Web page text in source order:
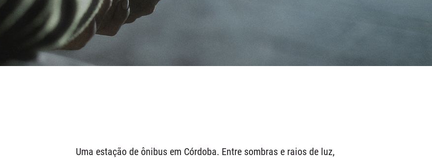
Uma estação de ônibus em Córdoba. Entre sombras e raios de luz,